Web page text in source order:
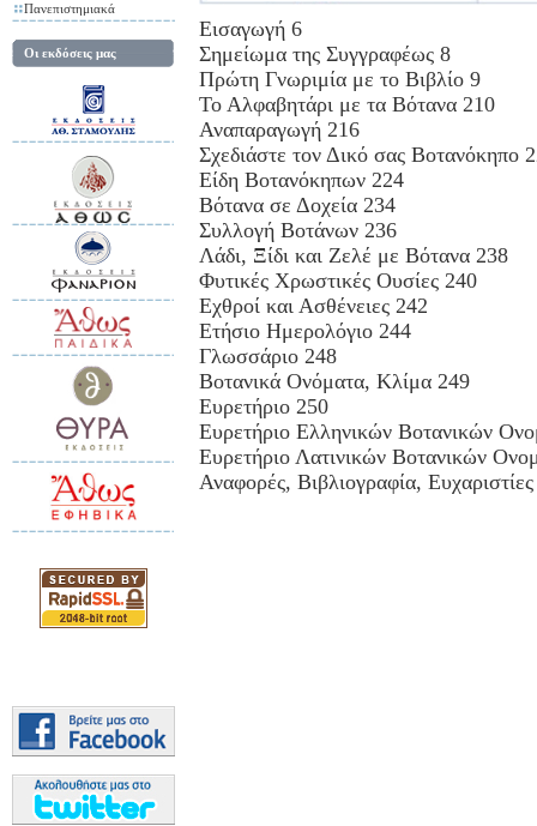
Πανεπιστημιακά
Οι εκδόσεις μας
Εισαγωγή 6
Σημείωμα της Συγγραφέως 8
Πρώτη Γνωριμία με το Βιβλίο 9
Το Αλφαβητάρι με τα Βότανα 210
Αναπαραγωγή 216
Σχεδιάστε τον Δικό σας Βοτανόκηπο
Είδη Βοτανόκηπων 224
Βότανα σε Δοχεία 234
Συλλογή Βοτάνων 236
Λάδι, Ξίδι και Ζελέ με Βότανα 238
Φυτικές Χρωστικές Ουσίες 240
Εχθροί και Ασθένειες 242
Ετήσιο Ημερολόγιο 244
Γλωσσάριο 248
Βοτανικά Ονόματα, Κλίμα 249
Ευρετήριο 250
Ευρετήριο Ελληνικών Βοτανικών
Ευρετήριο Λατινικών Βοτανικών
Αναφορές, Βιβλιογραφία,